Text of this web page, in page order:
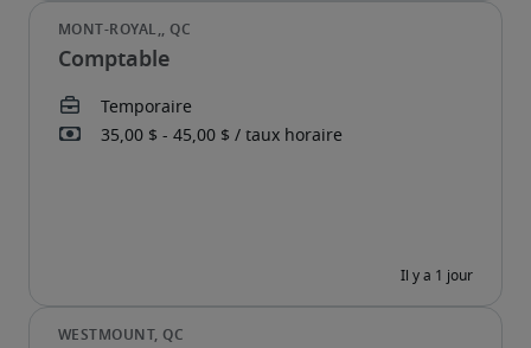
Comptable